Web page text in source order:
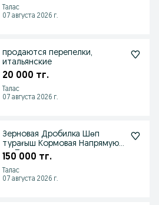
Талас
07 августа 2026 г.
продаются перепелки,
итальянские
20 000 тг.
Талас
07 августа 2026 г.
Зерновая Дробилка Шөп
турағыш Кормовая Напрямую
от Производителя
150 000 тг.
Талас
07 августа 2026 г.